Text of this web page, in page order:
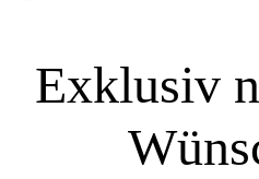
Exklusiv